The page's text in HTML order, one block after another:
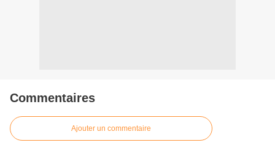
Commentaires
Ajouter un commentaire